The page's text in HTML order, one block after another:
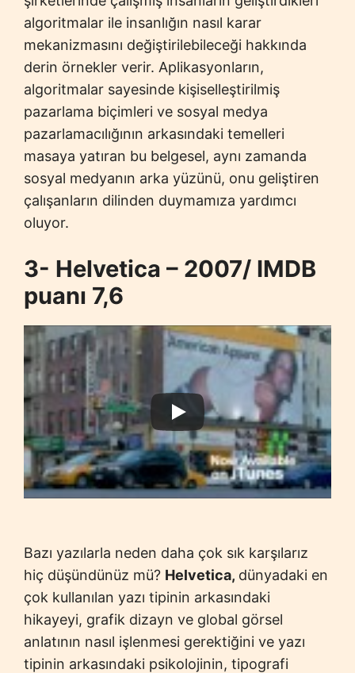
algoritmalar ile insanlığın nasıl karar
mekanizmasını değiştirilebileceği hakkında
derin örnekler verir. Aplikasyonların,
algoritmalar sayesinde kişiselleştirilmiş
pazarlama biçimleri ve sosyal medya
pazarlamacılığının arkasındaki temelleri
masaya yatıran bu belgesel, aynı zamanda
sosyal medyanın arka yüzünü, onu geliştiren
çalışanların dilinden duymamıza yardımcı
oluyor.
3- Helvetica – 2007/ IMDB
puanı 7,6
Bazı yazılarla neden daha çok sık karşılarız
hiç düşündünüz mü? Helvetica, dünyadaki en
çok kullanılan yazı tipinin arkasındaki
hikayeyi, grafik dizayn ve global görsel
anlatının nasıl işlenmesi gerektiğini ve yazı
tipinin arkasındaki psikolojinin, tipografi